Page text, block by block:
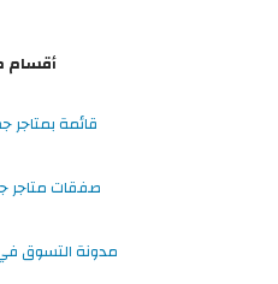
أقسام
قائمة
صفقات متاجر
مدونة التسوق